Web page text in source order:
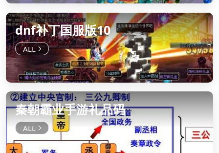
dnf补丁国服版10
秦朝霸业手游礼品码